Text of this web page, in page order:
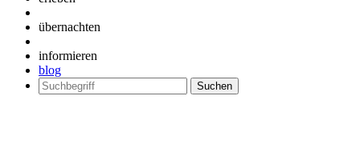
übernachten
informieren
blog
Suchen
nach: